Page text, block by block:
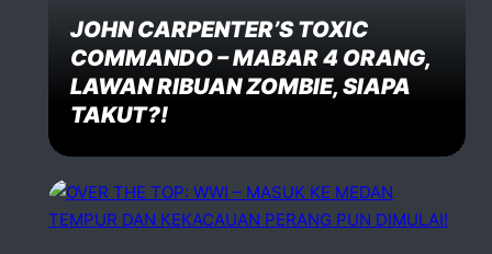
JOHN CARPENTER’S TOXIC
COMMANDO – MABAR 4 ORANG,
LAWAN RIBUAN ZOMBIE, SIAPA
TAKUT?!